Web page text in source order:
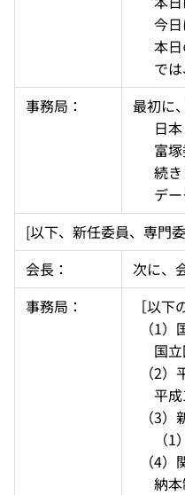
　
　
　
事務局：
最初に
　
　
　
　
[以下、新任委員、専門
会長：
次に、
事務局：
［以
（1
　
（2
　
（3
　
（4
　